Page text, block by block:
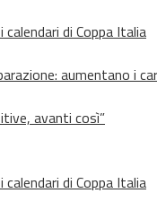
di Coppa Italia
aumentano i
avanti così”
di Coppa Italia